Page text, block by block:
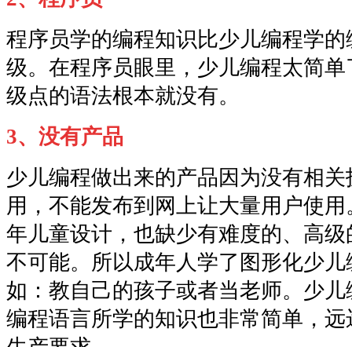
程序员学的编程知识比少儿编程学
级。在程序员眼里，少儿编程太简
级点的语法根本就没有。
3、没有产品
少儿编程做出来的产品因为没有相
用，不能发布到网上让大量用户使
年儿童设计，也缺少有难度的、高
不可能。所以成年人学了图形化少
如：教自己的孩子或者当老师。少
编程语言所学的知识也非常简单，